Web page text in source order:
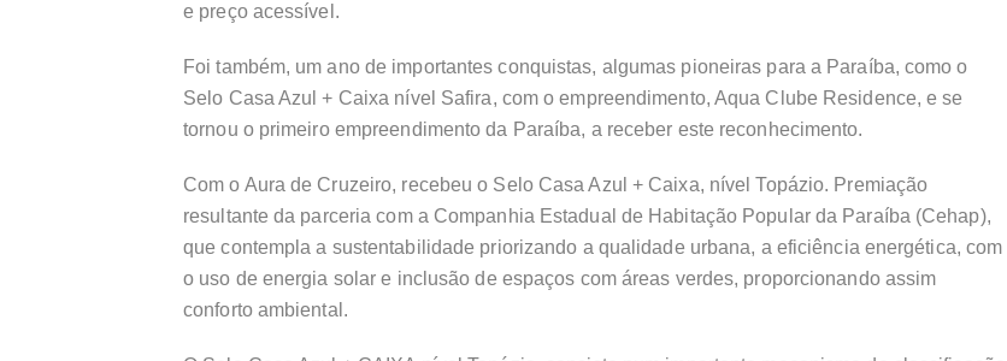
e preço acessível.
Foi também, um ano de importantes conquistas, algumas pioneiras para a Paraíba, como o
Selo Casa Azul + Caixa nível Safira, com o empreendimento, Aqua Clube Residence, e se
tornou o primeiro empreendimento da Paraíba, a receber este reconhecimento.
Com o Aura de Cruzeiro, recebeu o Selo Casa Azul + Caixa, nível Topázio. Premiação
resultante da parceria com a Companhia Estadual de Habitação Popular da Paraíba (Cehap),
que contempla a sustentabilidade priorizando a qualidade urbana, a eficiência energética, com
o uso de energia solar e inclusão de espaços com áreas verdes, proporcionando assim
conforto ambiental.